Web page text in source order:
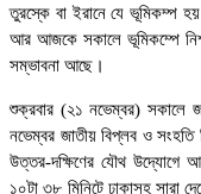
তুরস্কে বা ইরানে যে ভূমিকম্প
আর আজকে সকালে ভূমিকম্পে
সম্ভাবনা আছে।
শুক্রবার (২১ নভেম্বর) সকালে
নভেম্বর জাতীয় বিপ্লব ও সংহতি
উত্তর-দক্ষিণের যৌথ উদ্যোগে
১০টা ৩৮ মিনিটে ঢাকাসহ